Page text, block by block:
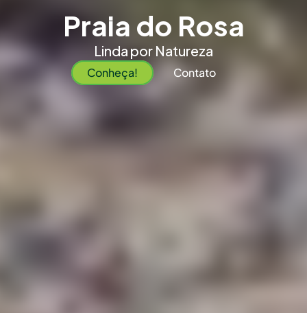
Praia do Rosa
Linda por Natureza
Conheça! Contato